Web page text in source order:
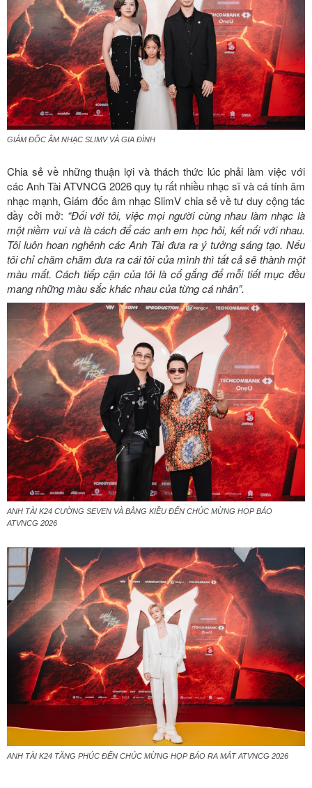
GIÁM ĐỐC ÂM NHẠC SLIMV VÀ GIA ĐÌNH
Chia sẻ về những thuận lợi và thách thức lúc phải làm việc với
các Anh Tài ATVNCG 2026 quy tụ rất nhiều nhạc sĩ và cá tính âm
nhạc mạnh, Giám đốc âm nhạc SlimV chia sẻ về tư duy cộng tác
đầy cởi mở: “Đối với tôi, việc mọi người cùng nhau làm nhạc là
một niềm vui và là cách để các anh em học hỏi, kết nối với nhau.
Tôi luôn hoan nghênh các Anh Tài đưa ra ý tưởng sáng tạo. Nếu
tôi chỉ chăm chăm đưa ra cái tôi của mình thì tất cả sẽ thành một
màu mất. Cách tiếp cận của tôi là cố gắng để mỗi tiết mục đều
mang những màu sắc khác nhau của từng cá nhân”.
ANH TÀI K24 CƯỜNG SEVEN VÀ BẰNG KIỀU ĐẾN CHÚC MỪNG HỌP BÁO
ATVNCG 2026
ANH TÀI K24 TĂNG PHÚC ĐẾN CHÚC MỪNG HỌP BÁO RA MẮT ATVNCG 2026